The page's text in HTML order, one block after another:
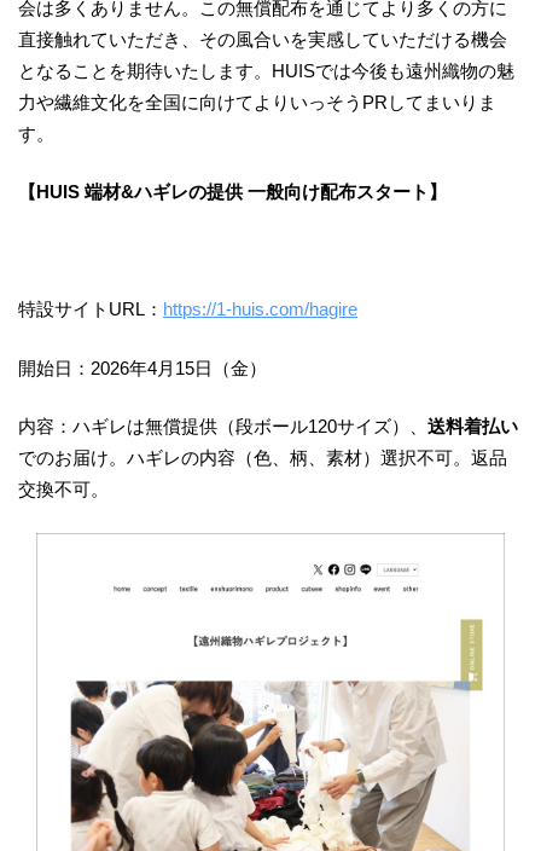
会は多くありません。この無償配布を通じてより多くの方に
直接触れていただき、その風合いを実感していただける機会
となることを期待いたします。HUISでは今後も遠州織物の魅
力や繊維文化を全国に向けてよりいっそうPRしてまいりま
す。
【HUIS 端材&ハギレの提供 一般向け配布スタート】
特設サイトURL： https://1-huis.com/hagire
開始日：2026年4月15日（金）
内容：ハギレは無償提供（段ボール120サイズ）、 送料着払い
でのお届け。ハギレの内容（色、柄、素材）選択不可。返品
交換不可。